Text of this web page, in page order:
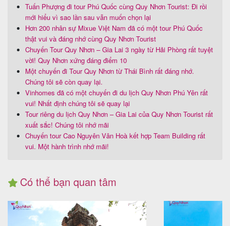
Tuấn Phượng đi tour Phú Quốc cùng Quy Nhơn Tourist: Đi rồi
mới hiểu vì sao lần sau vẫn muốn chọn lại
Hơn 200 nhân sự Mixue Việt Nam đã có một tour Phú Quốc
thật vui và đáng nhớ cùng Quy Nhơn Tourist
Chuyến Tour Quy Nhơn – Gia Lai 3 ngày từ Hải Phòng rất tuyệt
vời! Quy Nhơn xứng đáng điểm 10
Một chuyến đi Tour Quy Nhơn từ Thái Bình rất đáng nhớ.
Chúng tôi sẽ còn quay lại.
Vinhomes đã có một chuyến đi du lịch Quy Nhơn Phú Yên rất
vui! Nhất định chúng tôi sẽ quay lại
Tour riêng du lịch Quy Nhơn – Gia Lai của Quy Nhơn Tourist rất
xuất sắc! Chúng tôi nhớ mãi
Chuyến tour Cao Nguyên Vân Hoà kết hợp Team Building rất
vui. Một hành trình nhớ mãi!
Có thể bạn quan tâm